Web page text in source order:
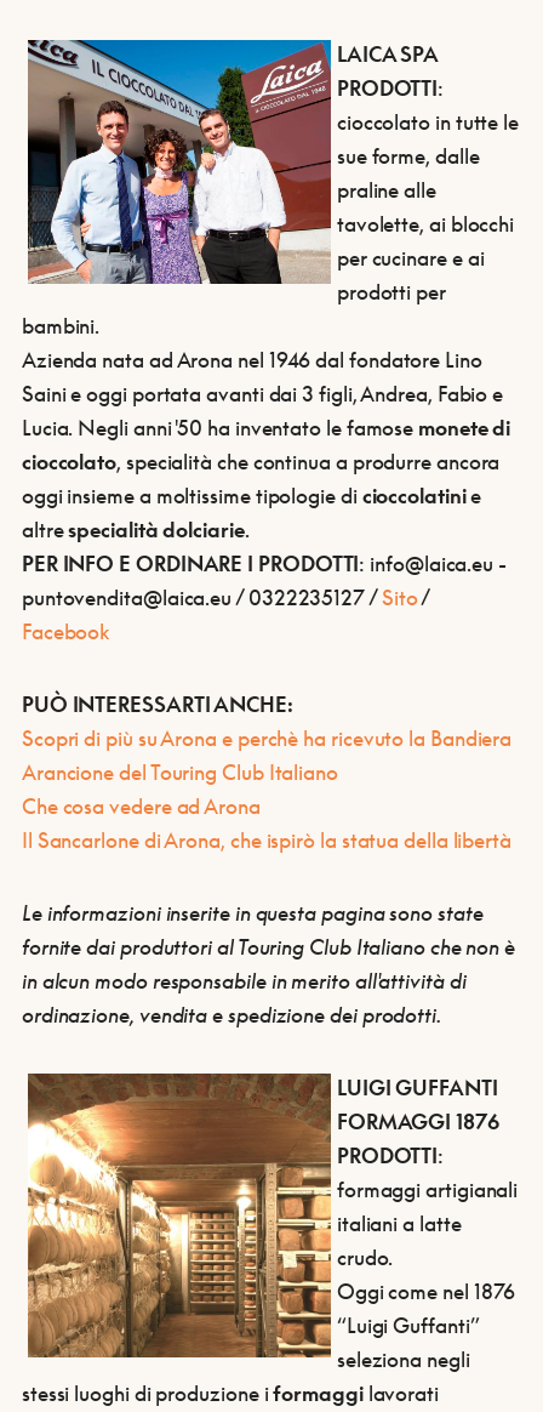
LAICA SPA
PRODOTTI:
cioccolato in tutte le
sue forme, dalle
praline alle
tavolette, ai blocchi
per cucinare e ai
prodotti per
bambini.
Azienda nata ad Arona nel 1946 dal fondatore Lino
Saini e oggi portata avanti dai 3 figli, Andrea, Fabio e
Lucia. Negli anni '50 ha inventato le famose monete di
cioccolato, specialità che continua a produrre ancora
oggi insieme a moltissime tipologie dicioccolatinie
altrespecialità dolciarie.
PER INFO E ORDINARE I PRODOTTI: info@laica.eu -
puntovendita@laica.eu / 0322235127 /Sito/
Facebook
PUÒ INTERESSARTI ANCHE:
Scopri di più su Arona e perchè ha ricevuto la Bandiera
Arancione del Touring Club Italiano
Che cosa vedere ad Arona
Il Sancarlone di Arona, che ispirò la statua della libertà
Le informazioni inserite in questa pagina sono state
fornite dai produttori al Touring Club Italiano che non è
in alcun modo responsabile in merito all'attività di
ordinazione, vendita e spedizione dei prodotti.
LUIGI GUFFANTI
FORMAGGI 1876
PRODOTTI:
formaggi artigianali
italiani a latte
crudo.
Oggi come nel 1876
“Luigi Guffanti”
seleziona negli
stessi luoghi di produzione iformaggilavorati